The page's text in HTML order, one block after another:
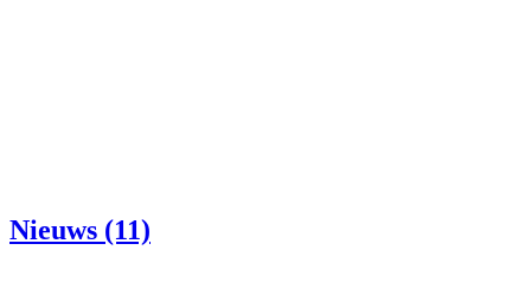
Nieuws (11)